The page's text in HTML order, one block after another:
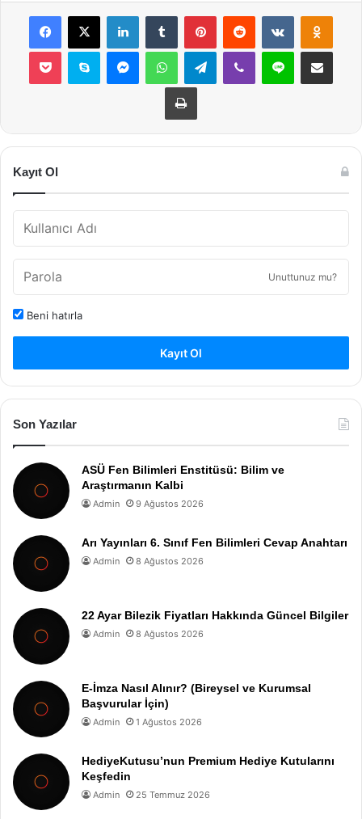
Facebook
X LinkedInTumblr PinterestReddit VKontakte
Pocket Skype MessengerWhatsAppTelegramViber Line E-Posta ile
Yazdır
Kayıt Ol
Unuttunuz mu?
Beni hatırla
Kayıt Ol
Son Yazılar
ASÜ Fen Bilimleri Enstitüsü: Bilim ve
Araştırmanın Kalbi
Admin 9 Ağustos 2026
Arı Yayınları 6. Sınıf Fen Bilimleri Cevap Anahtarı
Admin 8 Ağustos 2026
22 Ayar Bilezik Fiyatları Hakkında Güncel Bilgiler
Admin 8 Ağustos 2026
E-İmza Nasıl Alınır? (Bireysel ve Kurumsal
Başvurular İçin)
Admin 1 Ağustos 2026
HediyeKutusu’nun Premium Hediye Kutularını
Keşfedin
Admin 25 Temmuz 2026